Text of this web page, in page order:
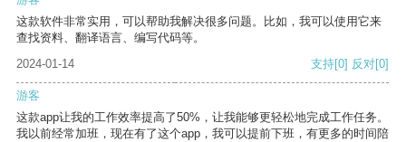
这款软件非常实用，可以帮助我解决很多问题。比如，我可以使用它来
查找资料、翻译语言、编写代码等。
2024-01-14
支持[0] 反对[0]
游客
这款app让我的工作效率提高了50%，让我能够更轻松地完成工作任务。
我以前经常加班，现在有了这个app，我可以提前下班，有更多的时间陪